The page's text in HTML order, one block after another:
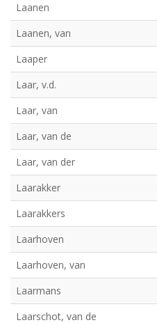
Laanen
Laanen, van
Laaper
Laar, v.d.
Laar, van
Laar, van de
Laar, van der
Laarakker
Laarakkers
Laarhoven
Laarhoven, van
Laarmans
Laarschot, van de